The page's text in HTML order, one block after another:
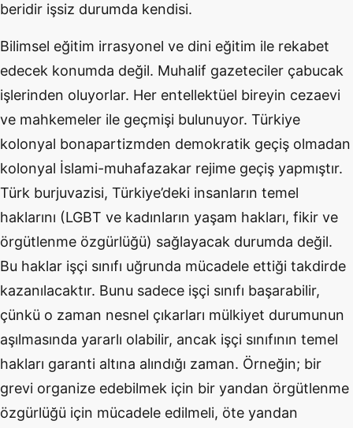
beridir işsiz durumda kendisi.
Bilimsel eğitim irrasyonel ve dini eğitim ile rekabet
edecek konumda değil. Muhalif gazeteciler çabucak
işlerinden oluyorlar. Her entellektüel bireyin cezaevi
ve mahkemeler ile geçmişi bulunuyor. Türkiye
kolonyal bonapartizmden demokratik geçiş olmadan
kolonyal İslami-muhafazakar rejime geçiş yapmıştır.
Türk burjuvazisi, Türkiye’deki insanların temel
haklarını (LGBT ve kadınların yaşam hakları, fikir ve
örgütlenme özgürlüğü) sağlayacak durumda değil.
Bu haklar işçi sınıfı uğrunda mücadele ettiği takdirde
kazanılacaktır. Bunu sadece işçi sınıfı başarabilir,
çünkü o zaman nesnel çıkarları mülkiyet durumunun
aşılmasında yararlı olabilir, ancak işçi sınıfının temel
hakları garanti altına alındığı zaman. Örneğin; bir
grevi organize edebilmek için bir yandan örgütlenme
özgürlüğü için mücadele edilmeli, öte yandan